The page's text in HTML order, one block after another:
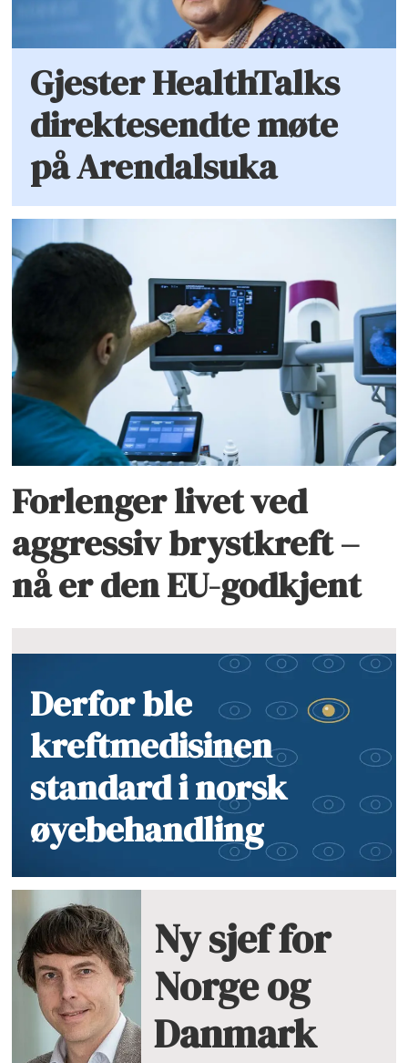
Gjester HealthTalks
direktesendte møte
på Arendalsuka
Forlenger livet ved
aggressiv brystkreft –
nå er den EU-godkjent
Derfor ble
kreftmedisinen
standard i norsk
øyebehandling
Ny sjef for
Norge og
Danmark